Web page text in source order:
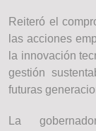
Reiteró el
las acciones
la innovación
gestión
futuras
La